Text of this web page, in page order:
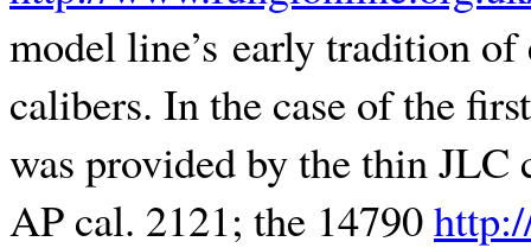
model line’s early tradition
calibers. In the case of the
was provided by the thin JLC
AP cal. 2121; the 14790